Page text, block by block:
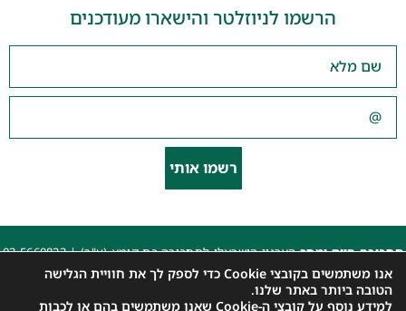
הרשמו לניוזלטר והישארו מעודכנים
רשמו אותי
תחבורה היום ומחרהארגון הישראלי לתחבורה בת קימא (ע"ר) |03-5660823
|
beyarok@gmail.com
כל הזכויות שמורות 2025 | הצהרת נגישות האתר
אנו משתמשים בקובצי Cookie כדי לספק לך את חוויית הגלישה
הטובה ביותר באתר שלנו.
למידע נוסף על קובצי ה-Cookie שאנו משתמשים בהם או לכבות